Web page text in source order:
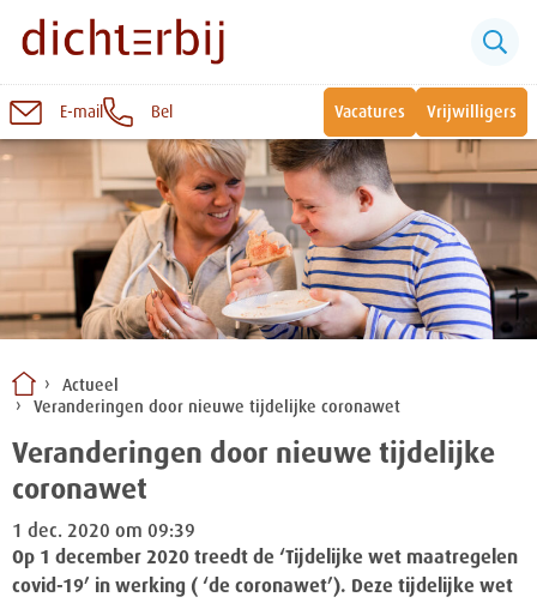
Naar
inhoud
E-mail Bel Vacatures Vrijwilligers
Actueel
Veranderingen door nieuwe tijdelijke coronawet
Veranderingen door nieuwe tijdelijke
coronawet
1 dec. 2020 om 09:39
Op 1 december 2020 treedt de ‘Tijdelijke wet maatregelen
covid-19’ in werking ( ‘de coronawet’). Deze tijdelijke wet
Sluiten
Snel naar:
Wonen bij Dichterbij
Vrije dagbestedingsplekken